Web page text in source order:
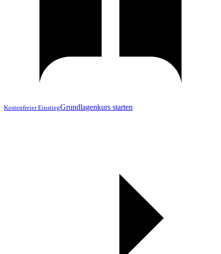
Kostenfreier EinstiegGrundlagenkurs starten